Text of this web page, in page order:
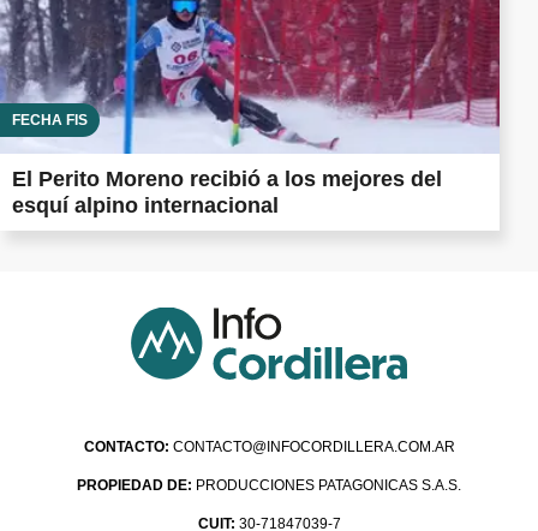
FECHA FIS
El Perito Moreno recibió a los mejores del
esquí alpino internacional
CONTACTO: CONTACTO@INFOCORDILLERA.COM.AR
PROPIEDAD DE: PRODUCCIONES PATAGONICAS S.A.S.
CUIT: 30-71847039-7